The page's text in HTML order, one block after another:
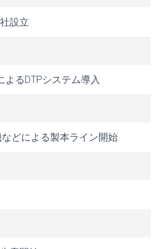
設立
よるDTPシステム導入
どによる製本ライン開始